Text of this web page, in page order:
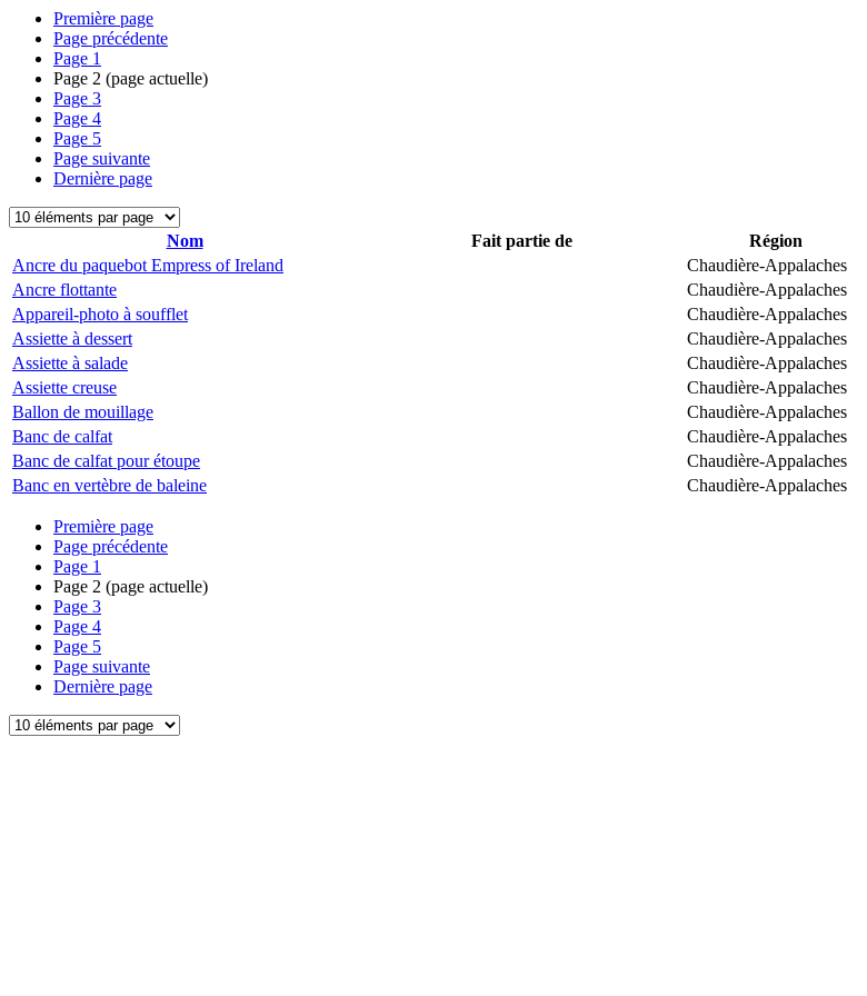
Première page
Page précédente
Page 1
Page 2 (page actuelle)
Page 3
Page 4
Page 5
Page suivante
Dernière page
Nom Fait partie de Région
Ancre du paquebot Empress of Ireland
Chaudière-Appalaches
Ancre flottante
Chaudière-Appalaches
Appareil-photo à soufflet
Chaudière-Appalaches
Assiette à dessert
Chaudière-Appalaches
Assiette à salade
Chaudière-Appalaches
Assiette creuse
Chaudière-Appalaches
Ballon de mouillage
Chaudière-Appalaches
Banc de calfat
Chaudière-Appalaches
Banc de calfat pour étoupe
Chaudière-Appalaches
Banc en vertèbre de baleine
Chaudière-Appalaches
Première page
Page précédente
Page 1
Page 2 (page actuelle)
Page 3
Page 4
Page 5
Page suivante
Dernière page